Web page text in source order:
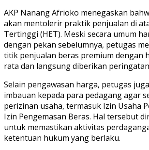
AKP Nanang Afrioko menegaskan
akan mentolerir praktik penjualan di
Tertinggi (HET). Meski secara umum
dengan pekan sebelumnya, petugas
titik penjualan beras premium dengan
rata dan langsung diberikan
Selain pengawasan harga, petugas
imbauan kepada para pedagang agar
perizinan usaha, termasuk Izin Usaha
Izin Pengemasan Beras. Hal tersebut
untuk memastikan aktivitas
ketentuan hukum yang berlaku.